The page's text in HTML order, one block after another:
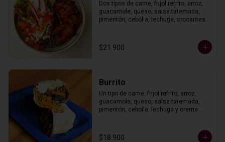
Dos tipos de carne, frijol refrito, arroz,
guacamole, queso, salsa tatemada,
pimentón, cebolla, lechuga, crocantes
$21.900
Burrito
Un tipo de carne, frijol refrito, arroz,
guacamole, queso, salsa tatemada,
pimentón, cebolla, lechuga y crema
$18.900